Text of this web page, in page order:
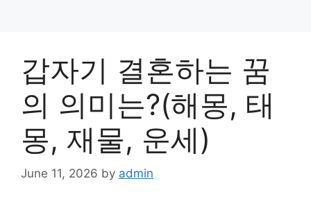
갑자기 결혼하는 꿈
의 의미는?(해몽, 태
몽, 재물, 운세)
June 11, 2026 by admin